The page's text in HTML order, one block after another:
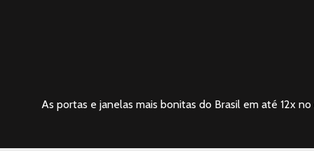
As portas e janelas mais bonitas do Brasil em até 12x